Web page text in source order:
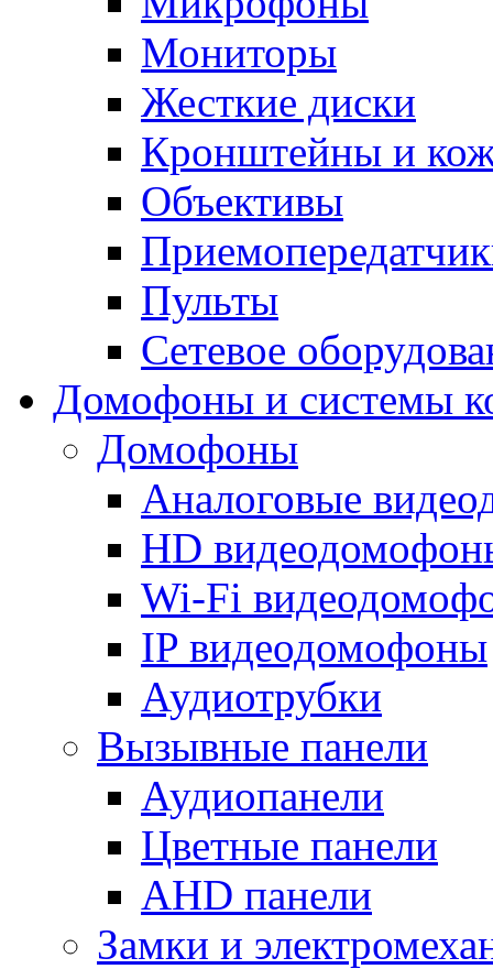
Мониторы
Жесткие диски
Кронштейны и
Объективы
Пульты
Сетевое
Домофоны и системы
Домофоны
Аналоговые
HD
Wi-Fi
IP видеодомофоны
Аудиотрубки
Вызывные панели
Аудиопанели
Цветные панели
AHD панели
Замки и